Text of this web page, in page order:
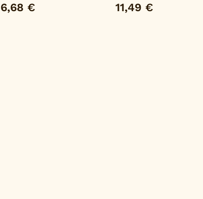
6,68 € 11,49 €